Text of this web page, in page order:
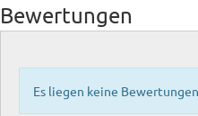
Bewertungen
Es liegen keine